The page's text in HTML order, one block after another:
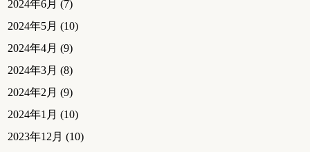
2024年6月 (7)
2024年5月 (10)
2024年4月 (9)
2024年3月 (8)
2024年2月 (9)
2024年1月 (10)
2023年12月 (10)